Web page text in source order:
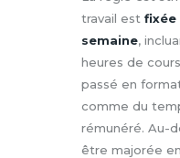
travail est fixée
semaine,
heures de
passé en
comme du
rémunéré. Au-
être majorée